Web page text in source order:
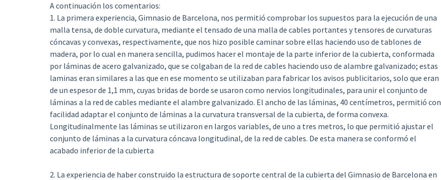
A continuación los comentarios:
1. La primera experiencia, Gimnasio de Barcelona, nos permitió comprobar los supuestos para la ejecución de una
malla tensa, de doble curvatura, mediante el tensado de una malla de cables portantes y tensores de curvaturas
cóncavas y convexas, respectivamente, que nos hizo posible caminar sobre ellas haciendo uso de tablones de
madera, por lo cual en manera sencilla, pudimos hacer el montaje de la parte inferior de la cubierta, conformada
por láminas de acero galvanizado, que se colgaban de la red de cables haciendo uso de alambre galvanizado; estas
laminas eran similares a las que en ese momento se utilizaban para fabricar los avisos publicitarios, solo que eran
de un espesor de 1,1 mm, cuyas bridas de borde se usaron como nervios longitudinales, para unir el conjunto de
láminas a la red de cables mediante el alambre galvanizado. El ancho de las láminas, 40 centímetros, permitió con
facilidad adaptar el conjunto de láminas a la curvatura transversal de la cubierta, de forma convexa.
Longitudinalmente las láminas se utilizaron en largos variables, de uno a tres metros, lo que permitió ajustar el
conjunto de láminas a la curvatura cóncava longitudinal, de la red de cables. De esta manera se conformó el
acabado inferior de la cubierta
2. La experiencia de haber construido la estructura de soporte central de la cubierta del Gimnasio de Barcelona en